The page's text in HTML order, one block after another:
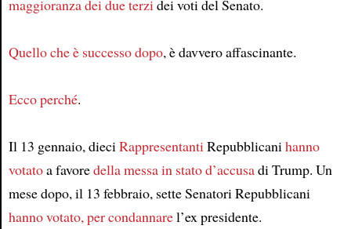
maggioranza dei due terzidei voti del Senato.
Quello che è successo dopo, è davvero affascinante.
Ecco perché.
Il 13 gennaio, dieciRappresentantiRepubblicanihanno
votatoa favoredella messa in stato d’accusadi Trump. Un
mese dopo, il 13 febbraio, sette Senatori Repubblicani
hanno votato, per condannarel’ex presidente.